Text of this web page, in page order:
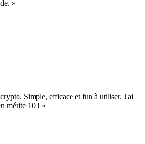
»
Simple, efficace et fun à utiliser. J'ai
mérite 10 ! »